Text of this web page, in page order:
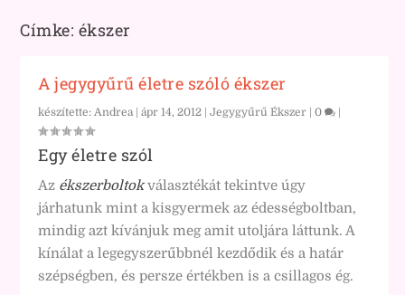
Címke: ékszer
A jegygyűrű életre szóló ékszer
készítette:Andrea |ápr 14, 2012 |Jegygyűrű Ékszer |0
Egy életre szól
Az ékszerboltokválasztékát tekintve úgy
járhatunk mint a kisgyermek az édességboltban,
mindig azt kívánjuk meg amit utoljára láttunk. A
kínálat a legegyszerűbbnél kezdődik és a határ
szépségben, és persze értékben is a csillagos ég.